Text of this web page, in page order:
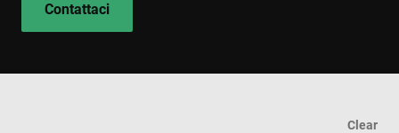
Contattaci
Clear